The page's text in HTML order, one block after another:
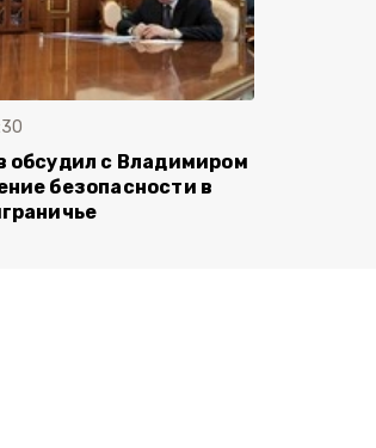
обсудил с Владимиром
безопасности в